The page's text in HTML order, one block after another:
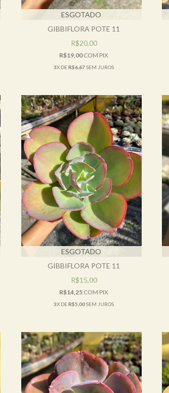
ESGOTADO
GIBBIFLORA POTE 11
R$20,00
R$19,00COM PIX
3X DER$6,67SEM JUROS
ESGOTADO
GIBBIFLORA POTE 11
R$15,00
R$14,25 COM PIX
3X DER$5,00SEM JUROS